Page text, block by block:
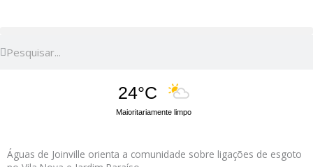
24°C
Maioritariamente limpo
Águas de Joinville orienta a comunidade sobre ligações de esgoto